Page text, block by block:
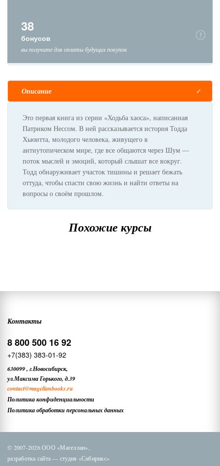
38
бонусов
вы получите для оплаты будущих покупок
Описание
Это первая книга из серии «Ходьба хаоса», написанная
Патриком Нессом. В ней рассказывается история Тодда
Хьюитта, молодого человека, живущего в
антиутопическом мире, где все общаются через Шум —
поток мыслей и эмоций, который слышат все вокруг.
Тодд обнаруживает участок тишины и решает бежать
оттуда, чтобы спасти свою жизнь и найти ответы на
вопросы о своём прошлом.
Похожие курсы
Контакты
8 800 500 16 92
+7(383) 383-01-92
630099, г.Новосибирск,
ул.Максима Горького, д.39
contact@magellanbooks.ru
Политика конфиденциальности
Политика обработки персональных данных
© 2007-2026 ООО «Магеллан»,
разработка сайта — студия «Сибирикс»